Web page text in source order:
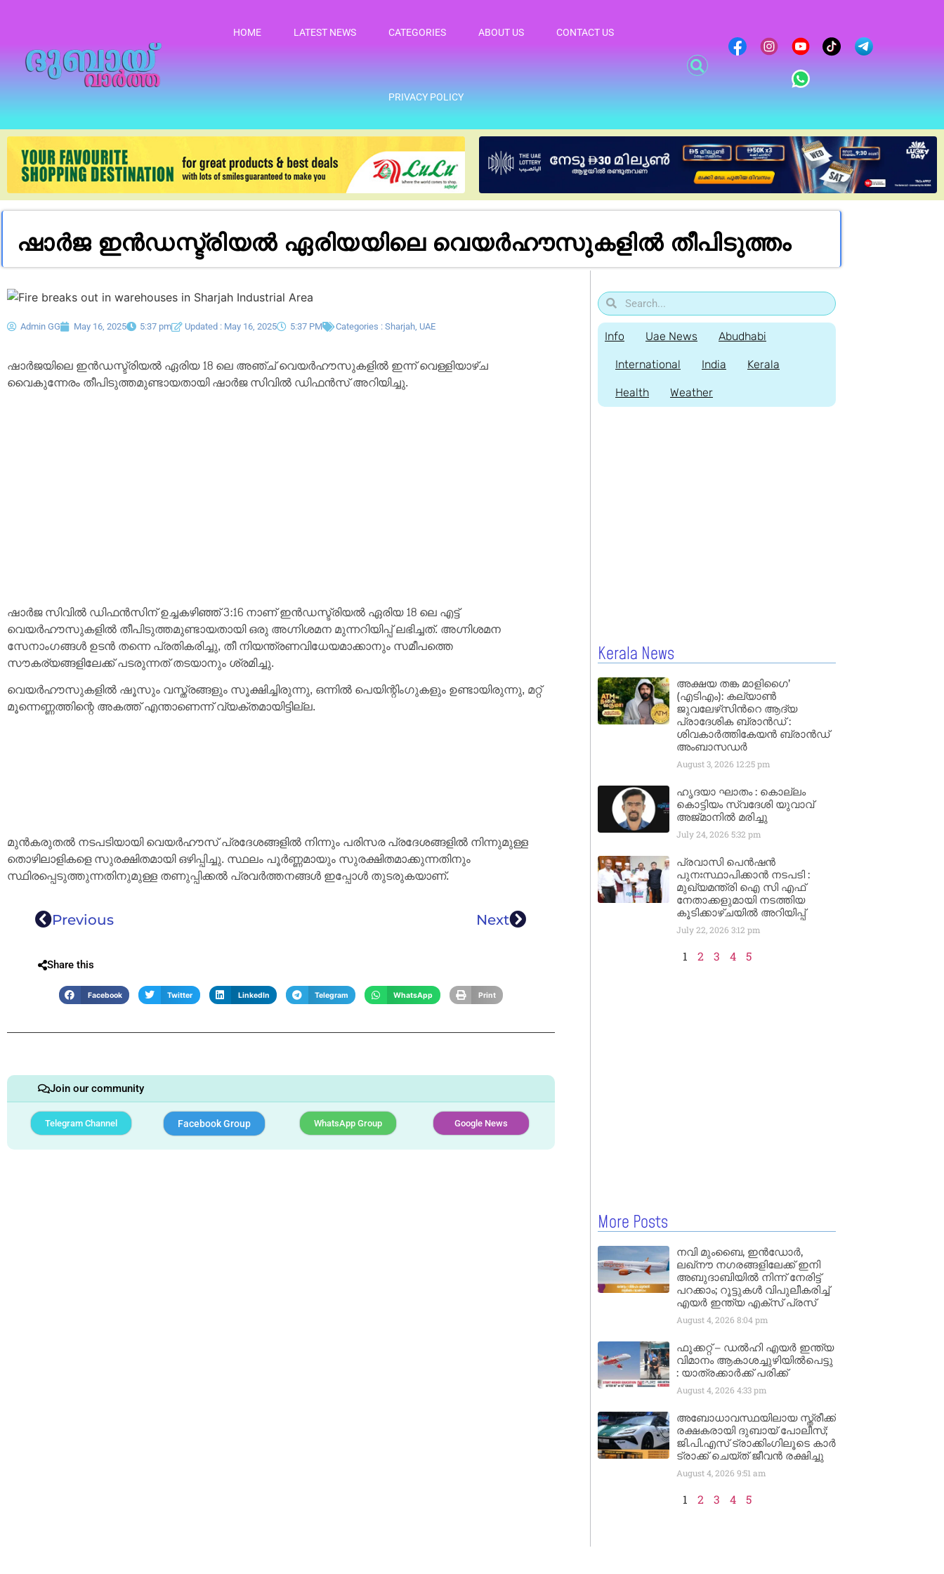
HOME LATEST NEWS CATEGORIES ABOUT US CONTACT US
PRIVACY POLICY
ഷാർജ ഇൻഡസ്ട്രിയൽ ഏരിയയിലെ വെയർഹൗസുകളിൽ തീപിടുത്തം
Admin GG May 16, 2025 5:37 pm Updated : May 16, 2025 5:37 PM Categories : Sharjah, UAE
ഷാർജയിലെ ഇൻഡസ്ട്രിയൽ ഏരിയ 18 ലെ അഞ്ച് വെയർഹൗസുകളിൽ ഇന്ന് വെള്ളിയാഴ്ച
വൈകുന്നേരം തീപിടുത്തമുണ്ടായതായി ഷാർജ സിവിൽ ഡിഫൻസ് അറിയിച്ചു.
ഷാർജ സിവിൽ ഡിഫൻസിന് ഉച്ചകഴിഞ്ഞ് 3:16 നാണ് ഇൻഡസ്ട്രിയൽ ഏരിയ 18 ലെ എട്ട്
വെയർഹൗസുകളിൽ തീപിടുത്തമുണ്ടായതായി ഒരു അഗ്നിശമന മുന്നറിയിപ്പ് ലഭിച്ചത്. അഗ്നിശമന
സേനാംഗങ്ങൾ ഉടൻ തന്നെ പ്രതികരിച്ചു, തീ നിയന്ത്രണവിധേയമാക്കാനും സമീപത്തെ
സൗകര്യങ്ങളിലേക്ക് പടരുന്നത് തടയാനും ശ്രമിച്ചു.
വെയർഹൗസുകളിൽ ഷൂസും വസ്ത്രങ്ങളും സൂക്ഷിച്ചിരുന്നു, ഒന്നിൽ പെയിന്റിംഗുകളും ഉണ്ടായിരുന്നു, മറ്റ്
മൂന്നെണ്ണത്തിന്റെ അകത്ത് എന്താണെന്ന് വ്യക്തമായിട്ടില്ല.
മുൻകരുതൽ നടപടിയായി വെയർഹൗസ് പ്രദേശങ്ങളിൽ നിന്നും പരിസര പ്രദേശങ്ങളിൽ നിന്നുമുള്ള
തൊഴിലാളികളെ സുരക്ഷിതമായി ഒഴിപ്പിച്ചു. സ്ഥലം പൂർണ്ണമായും സുരക്ഷിതമാക്കുന്നതിനും
സ്ഥിരപ്പെടുത്തുന്നതിനുമുള്ള തണുപ്പിക്കൽ പ്രവർത്തനങ്ങൾ ഇപ്പോൾ തുടരുകയാണ്.
Previous Next
Share this
Facebook Twitter LinkedIn Telegram WhatsApp Print
Join our community
Telegram Channel Facebook Group WhatsApp Group Google News
Info Uae News Abudhabi
International India Kerala
Health Weather
Kerala News
അക്ഷയ തങ്ക മാളിഗൈ’
(എടിഎം): കല്യാണ്‍
ജുവലേഴ്‌സിന്‍റെ ആദ്യ
പ്രാദേശിക ബ്രാന്‍ഡ് :
ശിവകാര്‍ത്തികേയന്‍ ബ്രാന്‍ഡ്
അംബാസഡര്‍
August 3, 2026 12:25 pm
ഹൃദയാ ഘാതം : കൊല്ലം
കൊട്ടിയം സ്വദേശി യുവാവ്
അജ്മാനിൽ മരിച്ചു
July 24, 2026 5:32 pm
പ്രവാസി പെൻഷൻ
പുനഃസ്ഥാപിക്കാൻ നടപടി :
മുഖ്യമന്ത്രി ഐ സി എഫ്
നേതാക്കളുമായി നടത്തിയ
കൂടിക്കാഴ്ചയിൽ അറിയിപ്പ്
July 22, 2026 3:12 pm
1 2 3 4 5
More Posts
നവി മുംബൈ, ഇൻഡോർ,
ലഖ്നൗ നഗരങ്ങളിലേക്ക് ഇനി
അബുദാബിയിൽ നിന്ന് നേരിട്ട്
പറക്കാം; റൂട്ടുകൾ വിപുലീകരിച്ച്
എയർ ഇന്ത്യ എക്സ് പ്രസ്
August 4, 2026 8:04 pm
ഫൂക്കറ്റ് – ഡൽഹി എയര്‍ ഇന്ത്യ
വിമാനം ആകാശച്ചുഴിയില്‍പെട്ടു
: യാത്രക്കാര്‍ക്ക് പരിക്ക്
August 4, 2026 4:33 pm
അബോധാവസ്ഥയിലായ സ്ത്രീക്ക്
രക്ഷകരായി ദുബായ് പോലീസ്;
ജി.പി.എസ് ട്രാക്കിംഗിലൂടെ കാർ
ട്രാക്ക് ചെയ്ത് ജീവൻ രക്ഷിച്ചു
August 4, 2026 9:51 am
1 2 3 4 5